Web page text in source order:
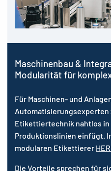
Maschinenbau &
Modularität für
Für Maschinen- und
Automatisierungsexperten
Etikettiertechnik nahtlos
Produktionslinien einfügt.
modularen Etikettierer
Die Vorteile sprechen für